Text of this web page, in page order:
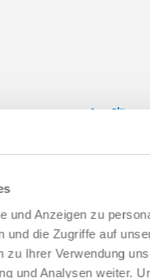
und Anzeigen zu
und die Zugriffe auf
zu Ihrer Verwendung
und Analysen weiter.